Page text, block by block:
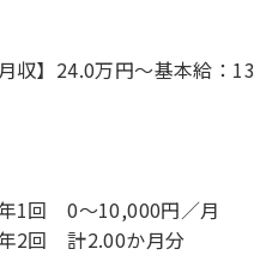
月収】24.0万円〜基本給：
1回 0～10,000円／月
2回 計2.00か月分